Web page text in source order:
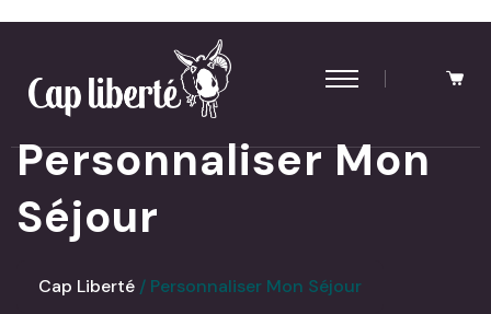
Personnaliser Mon
Séjour
Cap Liberté Personnaliser Mon Séjour